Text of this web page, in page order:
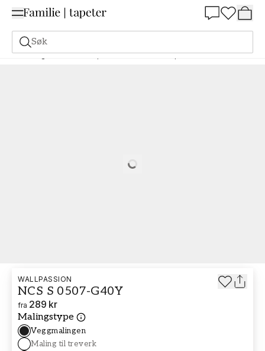
Søk
Maling Bestill basert på NCS Bestill basert på NCS 0507-G40Y
Loading…
WALLPASSION
NCS S 0507-G40Y
fra 289 kr
Malingstype
Veggmalingen
Maling til treverk